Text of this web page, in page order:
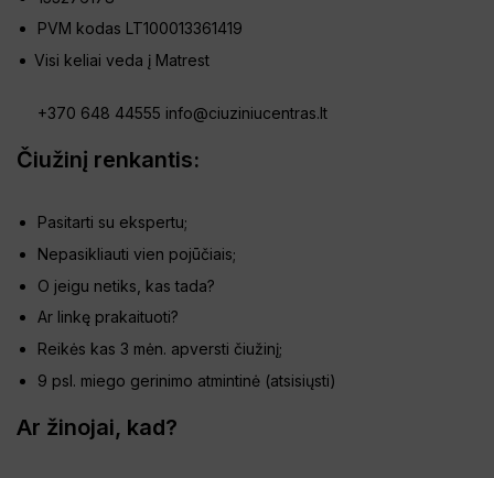
PVM kodas LT100013361419
Visi keliai veda į Matrest
+370 648 44555 info@ciuziniucentras.lt
Čiužinį renkantis:
Pasitarti su ekspertu;
Nepasikliauti vien pojūčiais;
O jeigu netiks, kas tada?
Ar linkę prakaituoti?
Reikės kas 3 mėn. apversti čiužinį;
9 psl. miego gerinimo atmintinė (atsisiųsti)
Ar žinojai, kad?